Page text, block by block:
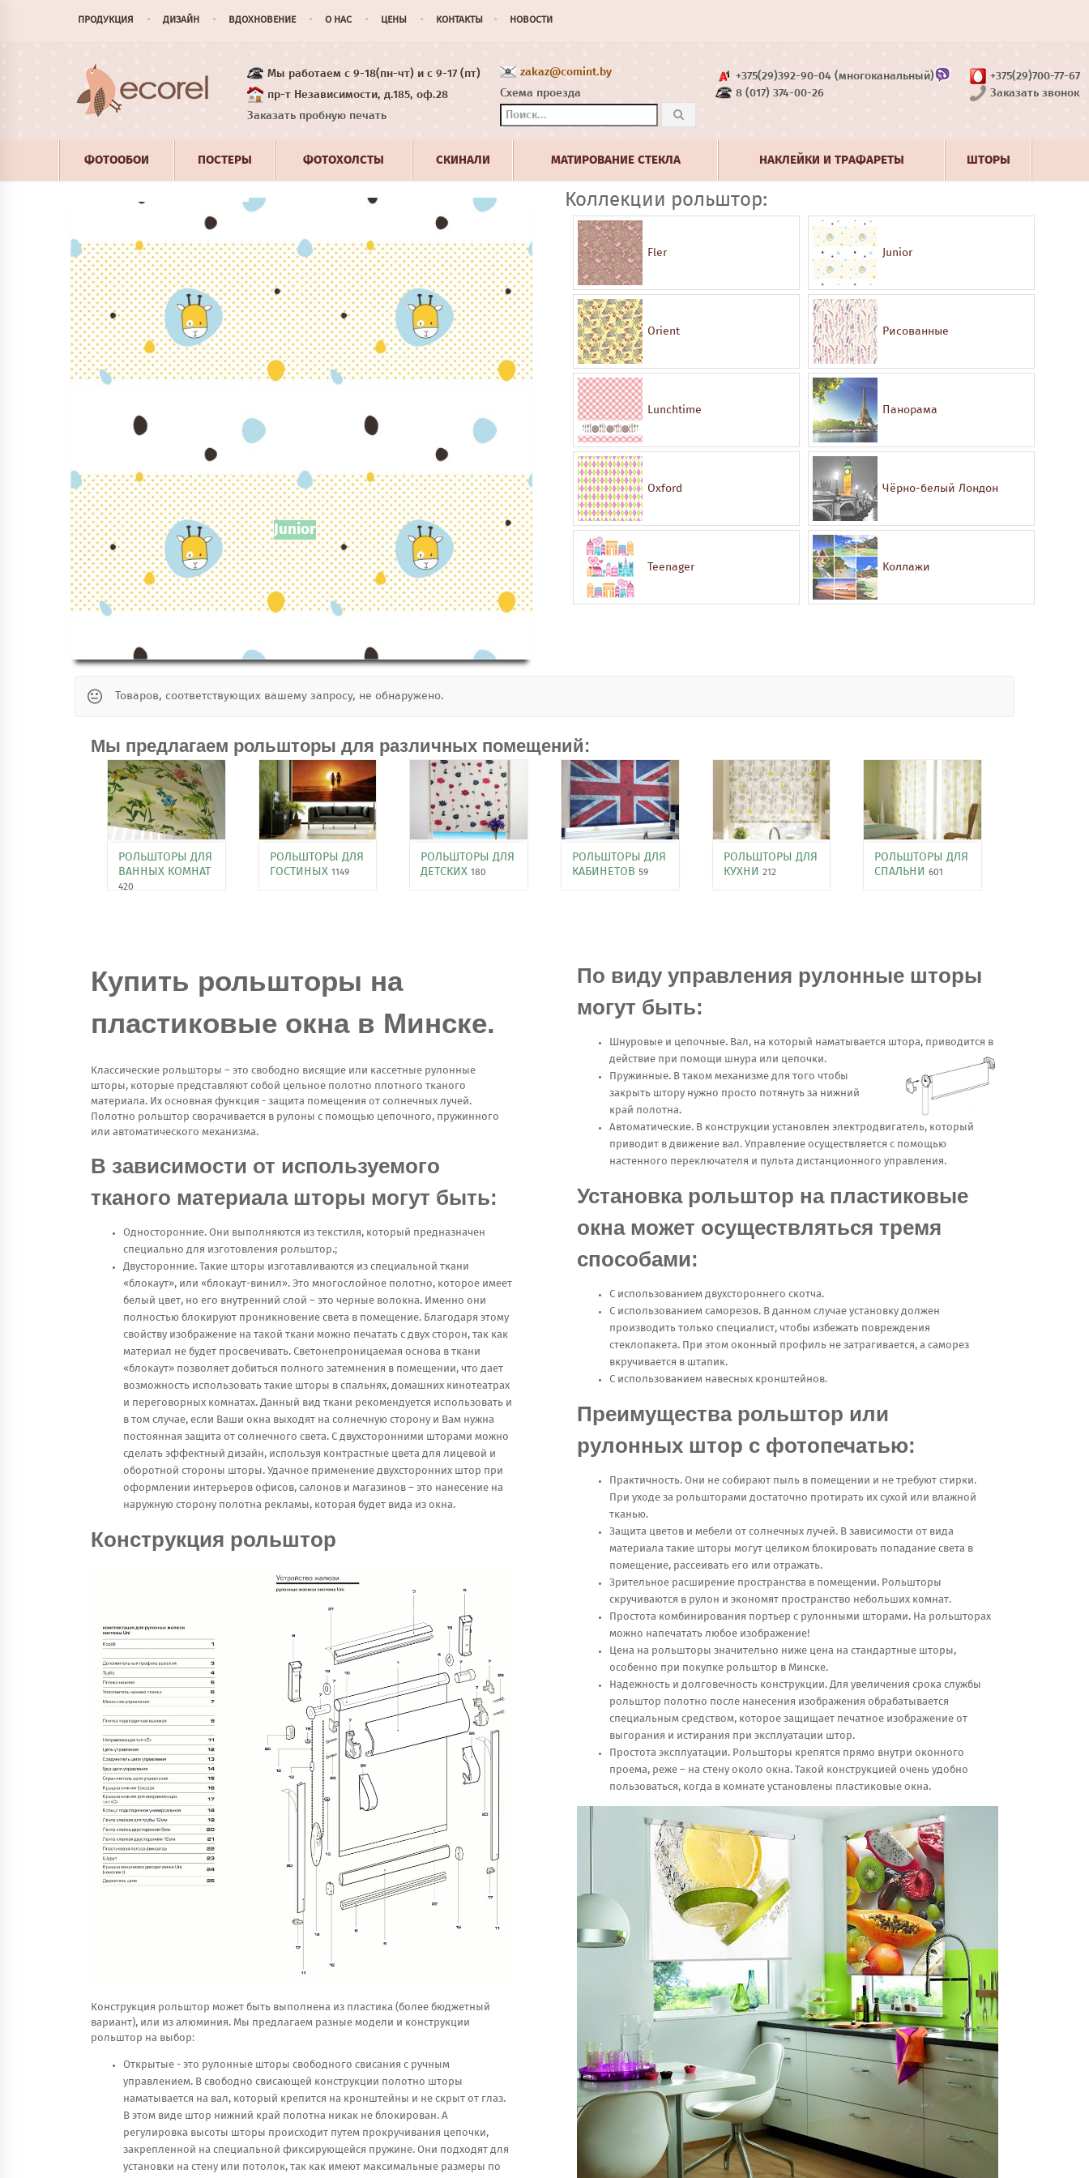
ПРОДУКЦИЯ ДИЗАЙН ВДОХНОВЕНИЕ О НАС ЦЕНЫ КОНТАКТЫ НОВОСТИ
Мы работаем с 9-18(пн-чт) и с 9-17 (пт)
пр-т Независимости, д.185, оф.28
Заказать пробную печать
zakaz@comint.by
Схема проезда
+375(29)392-90-04 (многоканальный)
8 (017) 374-00-26
+375(29)700-77-67
Заказать звонок
ФОТООБОИ ПОСТЕРЫ ФОТОХОЛСТЫ СКИНАЛИ МАТИРОВАНИЕ СТЕКЛА НАКЛЕЙКИ И ТРАФАРЕТЫ ШТОРЫ
Junior
Коллекции рольштор:
Fler
Orient
Lunchtime
Oxford
Teenager
Junior
Рисованные
Панорама
Чёрно-белый Лондон
Коллажи
Товаров, соответствующих вашему запросу, не обнаружено.
Мы предлагаем рольшторы для различных помещений:
РОЛЬШТОРЫ ДЛЯ
ВАННЫХ КОМНАТ
420
РОЛЬШТОРЫ ДЛЯ
ГОСТИНЫХ 1149
РОЛЬШТОРЫ ДЛЯ
ДЕТСКИХ180
РОЛЬШТОРЫ ДЛЯ
КАБИНЕТОВ 59
РОЛЬШТОРЫ ДЛЯ
КУХНИ 212
РОЛЬШТОРЫ ДЛЯ
СПАЛЬНИ601
Купить рольшторы на
пластиковые окна в Минске.
Классические рольшторы – это свободно висящие или кассетные рулонные
шторы, которые представляют собой цельное полотно плотного тканого
материала. Их основная функция - защита помещения от солнечных лучей.
Полотно рольштор сворачивается в рулоны с помощью цепочного, пружинного
или автоматического механизма.
В зависимости от используемого
тканого материала шторы могут быть:
Односторонние. Они выполняются из текстиля, который предназначен
специально для изготовления рольштор.;
Двусторонние. Такие шторы изготавливаются из специальной ткани
«блокаут», или «блокаут-винил». Это многослойное полотно, которое имеет
белый цвет, но его внутренний слой – это черные волокна. Именно они
полностью блокируют проникновение света в помещение. Благодаря этому
свойству изображение на такой ткани можно печатать с двух сторон, так как
материал не будет просвечивать. Светонепроницаемая основа в ткани
«блокаут» позволяет добиться полного затемнения в помещении, что дает
возможность использовать такие шторы в спальнях, домашних кинотеатрах
и переговорных комнатах. Данный вид ткани рекомендуется использовать и
в том случае, если Ваши окна выходят на солнечную сторону и Вам нужна
постоянная защита от солнечного света. С двухсторонними шторами можно
сделать эффектный дизайн, используя контрастные цвета для лицевой и
оборотной стороны шторы. Удачное применение двухсторонних штор при
оформлении интерьеров офисов, салонов и магазинов – это нанесение на
наружную сторону полотна рекламы, которая будет вида из окна.
Конструкция рольштор
Конструкция рольштор может быть выполнена из пластика (более бюджетный
вариант), или из алюминия. Мы предлагаем разные модели и конструкции
рольштор на выбор:
Открытые - это рулонные шторы свободного свисания с ручным
управлением. В свободно свисающей конструкции полотно шторы
наматывается на вал, который крепится на кронштейны и не скрыт от глаз.
В этом виде штор нижний край полотна никак не блокирован. А
регулировка высоты шторы происходит путем прокручивания цепочки,
закрепленной на специальной фиксирующейся пружине. Они подходят для
установки на стену или потолок, так как имеют максимальные размеры по
По виду управления рулонные шторы
могут быть:
Шнуровые и цепочные. Вал, на который наматывается штора, приводится в
действие при помощи шнура или цепочки.
Пружинные. В таком механизме для того чтобы
закрыть штору нужно просто потянуть за нижний
край полотна.
Автоматические. В конструкции установлен электродвигатель, который
приводит в движение вал. Управление осуществляется с помощью
настенного переключателя и пульта дистанционного управления.
Установка рольштор на пластиковые
окна может осуществляться тремя
способами:
С использованием двухстороннего скотча.
С использованием саморезов. В данном случае установку должен
производить только специалист, чтобы избежать повреждения
стеклопакета. При этом оконный профиль не затрагивается, а саморез
вкручивается в штапик.
С использованием навесных кронштейнов.
Преимущества рольштор или
рулонных штор с фотопечатью:
Практичность. Они не собирают пыль в помещении и не требуют стирки.
При уходе за рольшторами достаточно протирать их сухой или влажной
тканью.
Защита цветов и мебели от солнечных лучей. В зависимости от вида
материала такие шторы могут целиком блокировать попадание света в
помещение, рассеивать его или отражать.
Зрительное расширение пространства в помещении. Рольшторы
скручиваются в рулон и экономят пространство небольших комнат.
Простота комбинирования портьер с рулонными шторами. На рольшторах
можно напечатать любое изображение!
Цена на рольшторы значительно ниже цена на стандартные шторы,
особенно при покупке рольштор в Минске.
Надежность и долговечность конструкции. Для увеличения срока службы
рольштор полотно после нанесения изображения обрабатывается
специальным средством, которое защищает печатное изображение от
выгорания и истирания при эксплуатации штор.
Простота эксплуатации. Рольшторы крепятся прямо внутри оконного
проема, реже – на стену около окна. Такой конструкцией очень удобно
пользоваться, когда в комнате установлены пластиковые окна.